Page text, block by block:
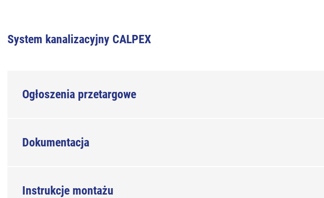
System kanalizacyjny CALPEX
Ogłoszenia przetargowe
Dokumentacja
Instrukcje montażu